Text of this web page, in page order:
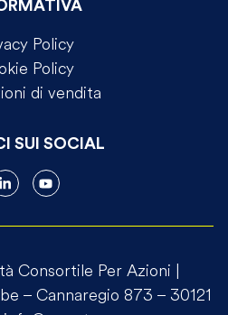
Policy
Policy
di vendita
SUI SOCIAL
Consortile Per Azioni |
– Cannaregio 873 – 30121